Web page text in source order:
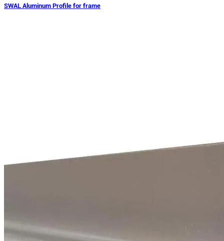
SWAL Aluminum Profile for frame